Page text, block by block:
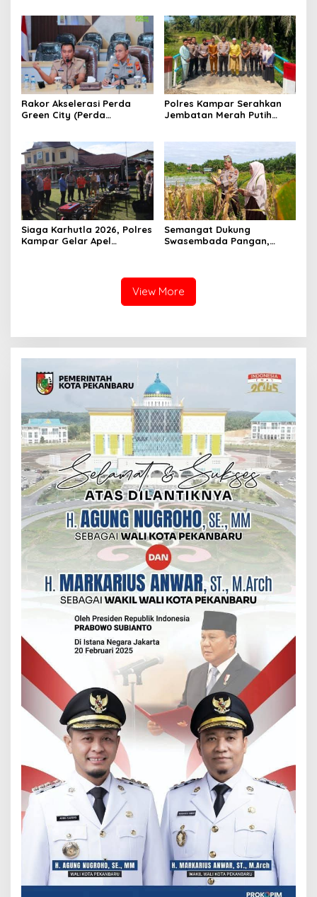
Limau Kapas
Rakor Akselerasi Perda
Green City (Perda
Lingkungan Hidup Kota
Pekanbaru dan Tim Pakar
Polres Kampar Serahkan
Jembatan Merah Putih
Siaga Karhutla 2026, Polres
Kampar Gelar Apel
Semangat Dukung
Swasembada Pangan,
View More